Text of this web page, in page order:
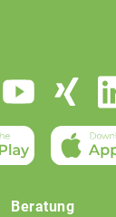
Beratung